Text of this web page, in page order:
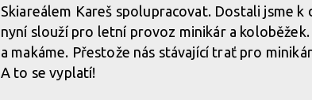
Skiareálem Kareš spolupracovat. Dostali jsme
nyní slouží pro letní provoz minikár a
a makáme. Přestože nás stávající trať pro
A to se vyplatí!